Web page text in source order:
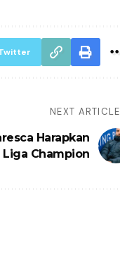
NEXT ARTICLE
Harapkan
Champion